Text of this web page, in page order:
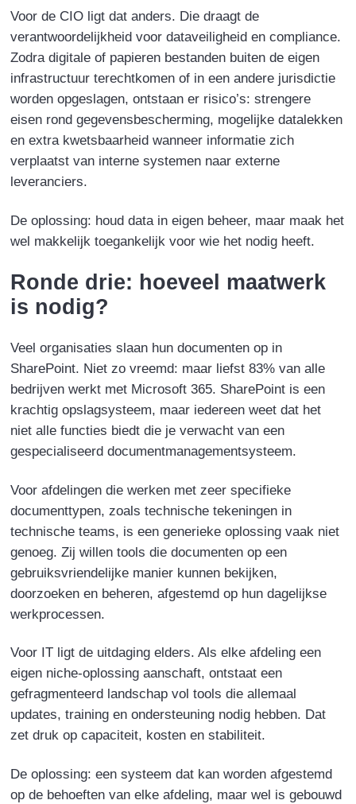
Voor de CIO ligt dat anders. Die draagt de
verantwoordelijkheid voor dataveiligheid en compliance.
Zodra digitale of papieren bestanden buiten de eigen
infrastructuur terechtkomen of in een andere jurisdictie
worden opgeslagen, ontstaan er risico’s: strengere
eisen rond gegevensbescherming, mogelijke datalekken
en extra kwetsbaarheid wanneer informatie zich
verplaatst van interne systemen naar externe
leveranciers.
De oplossing: houd data in eigen beheer, maar maak het
wel makkelijk toegankelijk voor wie het nodig heeft.
Ronde drie: hoeveel maatwerk
is nodig?
Veel organisaties slaan hun documenten op in
SharePoint. Niet zo vreemd: maar liefst 83% van alle
bedrijven werkt met Microsoft 365. SharePoint is een
krachtig opslagsysteem, maar iedereen weet dat het
niet alle functies biedt die je verwacht van een
gespecialiseerd documentmanagementsysteem.
Voor afdelingen die werken met zeer specifieke
documenttypen, zoals technische tekeningen in
technische teams, is een generieke oplossing vaak niet
genoeg. Zij willen tools die documenten op een
gebruiksvriendelijke manier kunnen bekijken,
doorzoeken en beheren, afgestemd op hun dagelijkse
werkprocessen.
Voor IT ligt de uitdaging elders. Als elke afdeling een
eigen niche-oplossing aanschaft, ontstaat een
gefragmenteerd landschap vol tools die allemaal
updates, training en ondersteuning nodig hebben. Dat
zet druk op capaciteit, kosten en stabiliteit.
De oplossing: een systeem dat kan worden afgestemd
op de behoeften van elke afdeling, maar wel is gebouwd